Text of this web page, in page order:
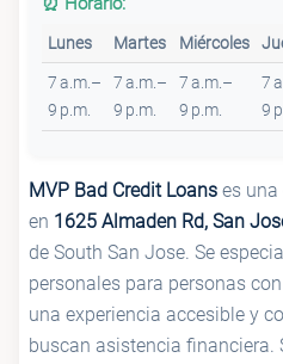
Lunes Martes Miércoles
7 a.m.–
9 p.m.
7 a.m.–
9 p.m.
7 a.m.–
9 p.m.
7
9
MVP Bad Credit Loans es
en 1625 Almaden Rd, San
de South San Jose. Se
personales para personas
una experiencia accesible y
buscan asistencia financiera.